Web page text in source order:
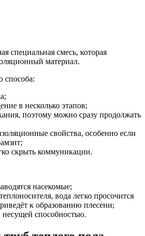
специальная смесь, которая
материал.
способа:
в несколько этапов;
поэтому можно сразу продолжать
свойства, особенно если
скрыть коммуникации.
насекомые;
вода легко просочится
к образованию плесени;
несущей способностью.